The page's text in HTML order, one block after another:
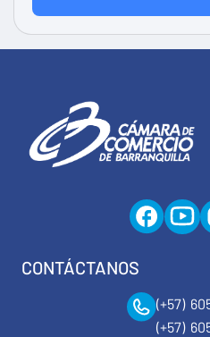
CONTÁCTANOS
(+57)
(+57)